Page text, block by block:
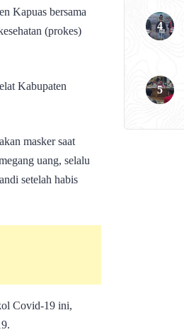
Kapuas bersama
(prokes)
Kabupaten
masker saat
uang, selalu
setelah habis
Covid-19 ini,